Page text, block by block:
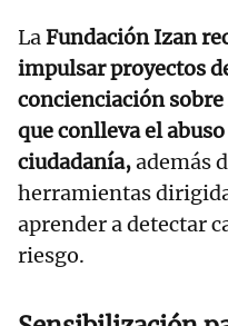
LaFundación Izan
impulsar proyectos
concienciación
que conlleva el
ciudadanía,además
herramientas
aprender a detectar
riesgo.